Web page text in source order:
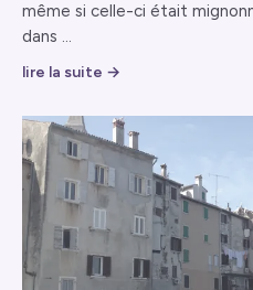
même si celle-ci était
dans …
lire la suite →